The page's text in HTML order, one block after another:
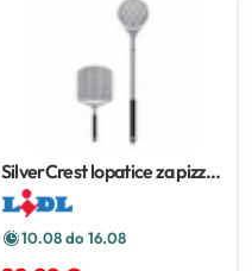
SilverCrest lopatice za pizzu2
kom
10.08 do 16.08